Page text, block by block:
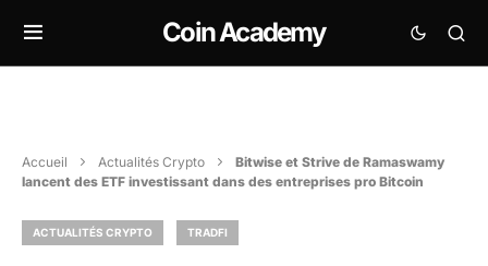
Coin Academy
Accueil Actualités Crypto
Bitwise et Strive de Ramaswamy
lancent des ETF investissant dans des entreprises pro Bitcoin
ACTUALITÉS CRYPTO TRADFI